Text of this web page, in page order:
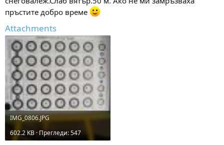
пръстите добро време
Attachments
IMG_0806.JPG
602.2 KB · Прегледи: 547